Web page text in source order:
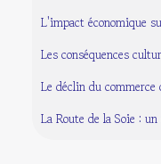
L'impact économique
Les conséquences
Le déclin du
La Route de la Soie :